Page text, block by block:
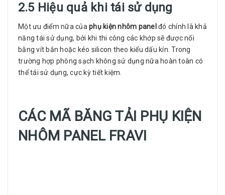
2.5 Hiệu quả khi tái sử dụng
Một ưu điểm nữa của phụ kiện nhôm panel đó chính là khả
năng tái sử dụng, bởi khi thi công các khớp sẽ được nối
bằng vít bắn hoặc kéo silicon theo kiểu dấu kín. Trong
trường hợp phòng sạch không sử dụng nữa hoàn toàn có
thể tái sử dụng, cực kỳ tiết kiệm.
CÁC MÃ BĂNG TẢI PHỤ KIỆN
NHÔM PANEL FRAVI